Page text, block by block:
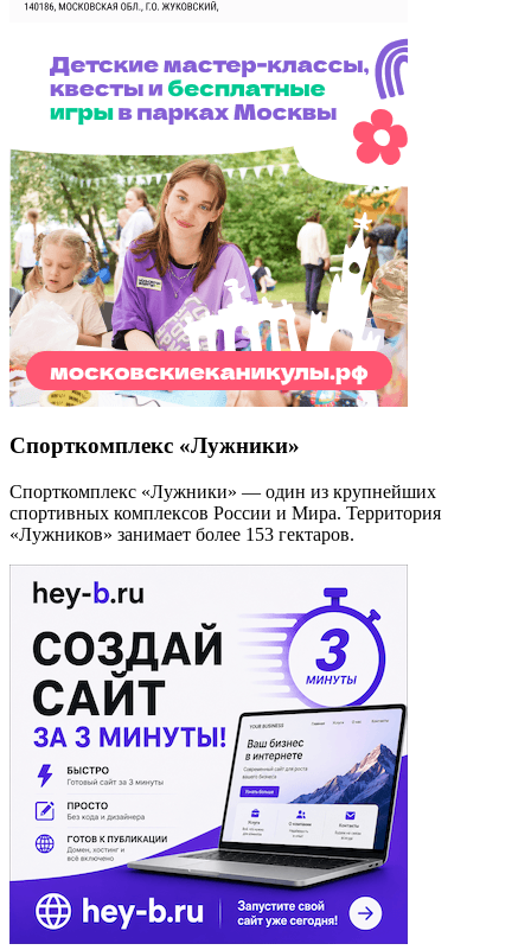
Спорткомплекс «Лужники»
Спорткомплекс «Лужники» — один из крупнейших
спортивных комплексов России и Мира. Территория
«Лужников» занимает более 153 гектаров.